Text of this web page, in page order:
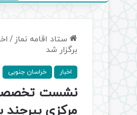
ستاد اقامه نماز /
برگزار شد
اخبار خراسان جنوبی
نشست تخصصی
مرکزی بیرجند